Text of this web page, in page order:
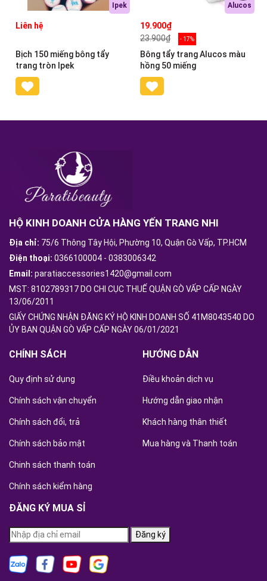
Ipek
Liên hệ
Bịch 150 miếng bông tẩy
trang tròn Ipek
Alucos
19.900₫
23.900₫
- 17%
Bông tẩy trang Alucos màu
hồng 50 miếng
HỘ KINH DOANH CỬA HÀNG YẾN TRANG NHI
Địa chỉ: 75/6 Thông Tây Hội, Phường 10, Quận Gò Vấp, TP.HCM
Điện thoại: 0366100004 - 0383006342
Email: paratiaccessories1420@gmail.com
MST: 8102789317 DO CHI CỤC THUẾ QUẬN GÒ VẤP CẤP NGÀY
13/06/2011
GIẤY CHỨNG NHẬN ĐĂNG KÝ HỘ KINH DOANH SỐ 41M8043540 DO
ỦY BAN QUẬN GÒ VẤP CẤP NGÀY 06/01/2021
CHÍNH SÁCH
Quy định sử dụng
Chính sách vận chuyển
Chính sách đổi, trả
Chính sách bảo mật
Chinh sách thanh toán
Chính sách kiểm hàng
HƯỚNG DẪN
Điều khoản dịch vụ
Hướng dẫn giao nhận
Khách hàng thân thiết
Mua hàng và Thanh toán
ĐĂNG KÝ MUA SỈ
Đăng ký